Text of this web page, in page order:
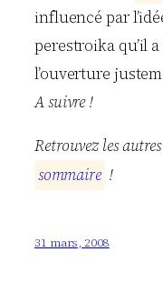
influencé par
perestroika qu’il
l’ouverture
A suivre !
Retrouvez les
sommaire !
31 mars, 2008